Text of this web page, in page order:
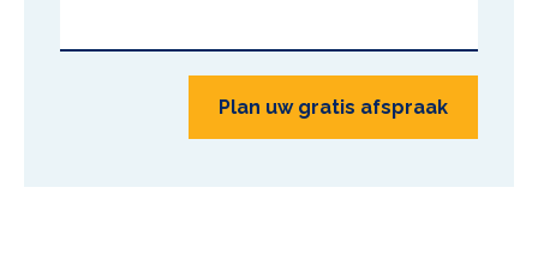
Plan uw gratis afspraak